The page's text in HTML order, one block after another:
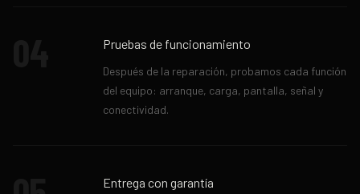
Pruebas de funcionamiento
Después de la reparación, probamos cada función
del equipo: arranque, carga, pantalla, señal y
conectividad.
Entrega con garantía